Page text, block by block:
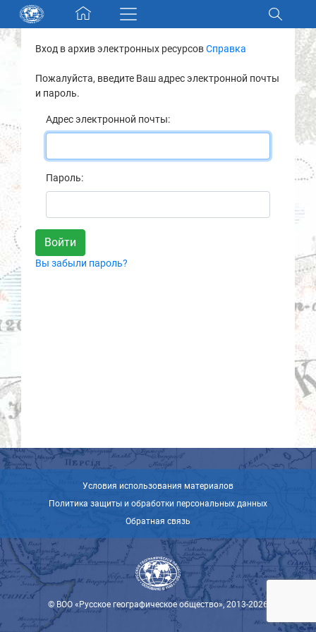
Skip navigation
Разделы и коллекции
Электронный каталог
Новости
О нас
Контакты
Партнеры
Вход в архив электронных ресурсовСправка
Пожалуйста, введите Ваш адрес электронной почты
и пароль.
Адрес электронной почты:
Пароль:
Вы забыли пароль?
Условия использования материалов
Политика защиты и обработки персональных данных
Обратная связь
© ВОО «Русское географическое общество», 2013-2026